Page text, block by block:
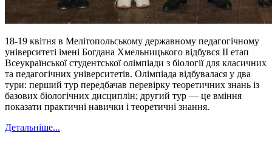
18-19 квітня в Мелітопольському державному педагогічному
університеті імені Богдана Хмельницького відбувся ІІ етап
Всеукраїнської студентської олімпіади з біології для класичних
та педагогічних університетів. Олімпіада відбувалася у два
тури: перший тур передбачав перевірку теоретичних знань із
базових біологічних дисциплін; другий тур — це вміння
показати практичні навички і теоретичні знання.
Детальніше...